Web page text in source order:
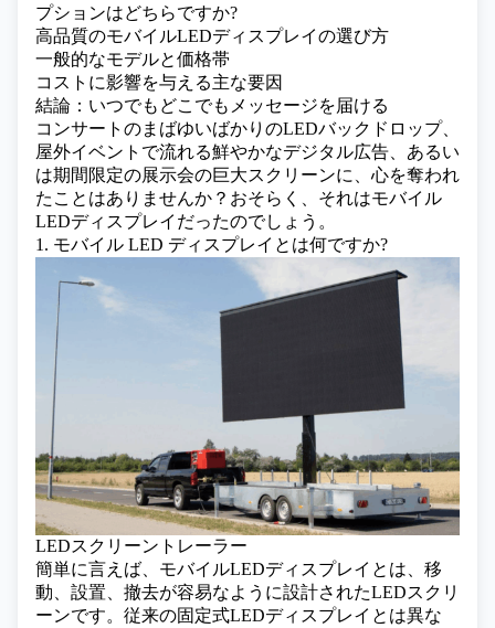
プションはどちらですか?
高品質のモバイルLEDディスプレイの選び方
一般的なモデルと価格帯
コストに影響を与える主な要因
結論：いつでもどこでもメッセージを届ける
コンサートのまばゆいばかりのLEDバックドロップ、
屋外イベントで流れる鮮やかなデジタル広告、あるい
は期間限定の展示会の巨大スクリーンに、心を奪われ
たことはありませんか？おそらく、それはモバイル
LEDディスプレイ だったのでしょう。
1. モバイル LED ディスプレイとは何ですか?
LEDスクリーントレーラー
簡単に言えば、モバイルLEDディスプレイとは、移
動、設置、撤去が容易なように設計されたLEDスクリ
ーンです。従来の固定式LEDディスプレイとは異な